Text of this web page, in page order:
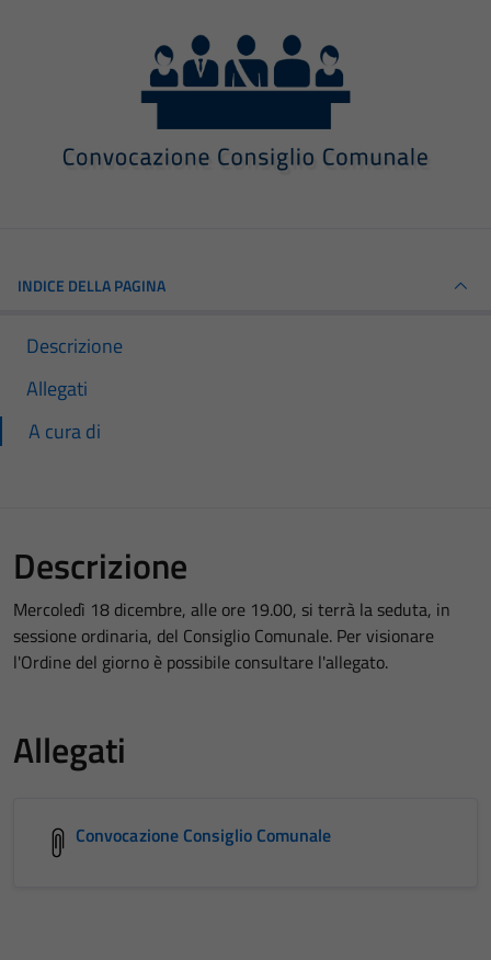
INDICE DELLA PAGINA
Descrizione
Allegati
A cura di
Descrizione
Mercoledì 18 dicembre, alle ore 19.00, si terrà la seduta, in
sessione ordinaria, del Consiglio Comunale. Per visionare
l'Ordine del giorno è possibile consultare l'allegato.
Allegati
Convocazione Consiglio Comunale